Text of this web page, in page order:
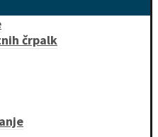
črpalk